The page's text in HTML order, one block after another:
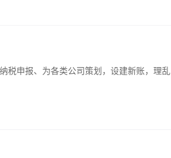
税申报、为各类公司策划，设建新账，理乱